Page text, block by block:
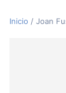
Inicio / Joan